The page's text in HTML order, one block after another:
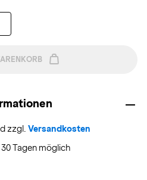
zzgl. Versandkosten
Tagen möglich